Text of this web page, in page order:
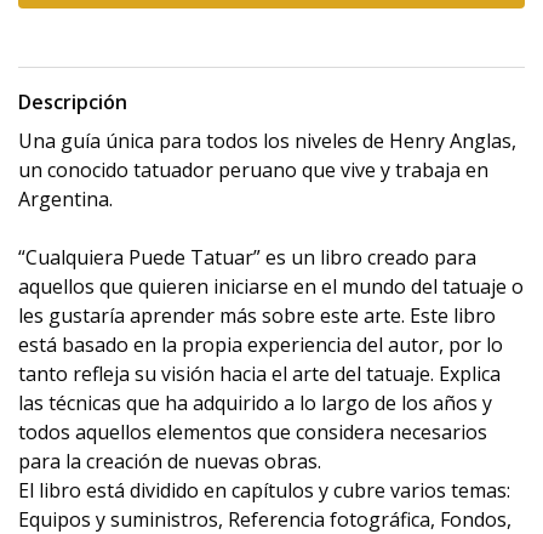
Descripción
Una guía única para todos los niveles de Henry Anglas,
un conocido tatuador peruano que vive y trabaja en
Argentina.
“Cualquiera Puede Tatuar” es un libro creado para
aquellos que quieren iniciarse en el mundo del tatuaje o
les gustaría aprender más sobre este arte. Este libro
está basado en la propia experiencia del autor, por lo
tanto refleja su visión hacia el arte del tatuaje. Explica
las técnicas que ha adquirido a lo largo de los años y
todos aquellos elementos que considera necesarios
para la creación de nuevas obras.
El libro está dividido en capítulos y cubre varios temas:
Equipos y suministros, Referencia fotográfica, Fondos,